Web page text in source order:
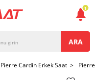
ARA
Pierre Cardin Erkek Saat > Pierre
1